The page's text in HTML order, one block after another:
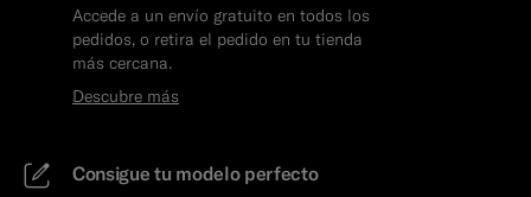
Accede a un envío gratuito en todos los
pedidos, o retira el pedido en tu tienda
más cercana.
Descubre más
Consigue tu modelo perfecto